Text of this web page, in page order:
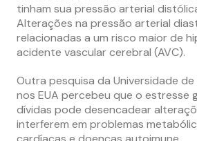
tinham sua pressão arterial
Alterações na pressão arterial
relacionadas a um risco maior de
acidente vascular cerebral (AVC).
Outra pesquisa da Universidade
nos EUA percebeu que o estresse
dívidas pode desencadear
interferem em problemas